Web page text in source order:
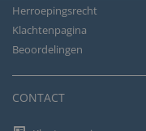
Herroepingsrecht
Klachtenpagina
Beoordelingen
CONTACT